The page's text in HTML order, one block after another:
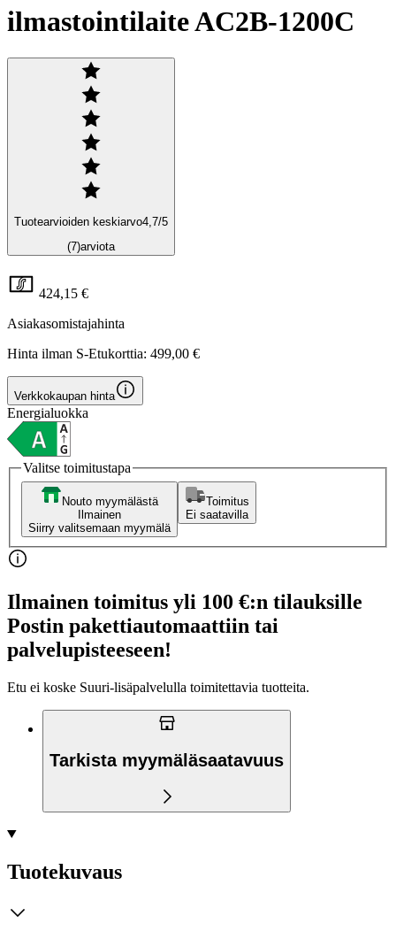
ilmastointilaite AC2B-1200C
Tuotearvioiden keskiarvo4,7/5
(7)arviota
424,15 €
Asiakasomistajahinta
Hinta ilman S-Etukorttia: 499,00 €
Verkkokaupan hinta
Energialuokka
Valitse toimitustapa
Nouto myymälästä
Ilmainen
Siirry valitsemaan myymälä
Toimitus
Ei saatavilla
Ilmainen toimitus yli 100 €:n tilauksille
Postin pakettiautomaattiin tai
palvelupisteeseen!
Etu ei koske Suuri‑lisäpalvelulla toimitettavia tuotteita.
Tarkista myymäläsaatavuus
Tuotekuvaus